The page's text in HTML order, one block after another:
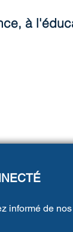
à
informé de